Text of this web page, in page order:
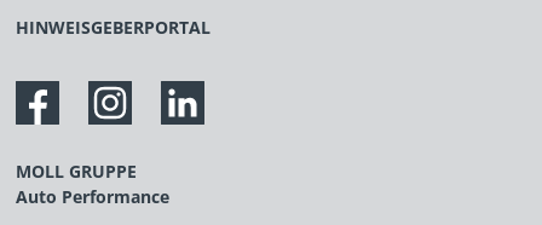
HINWEISGEBERPORTAL
MOLL GRUPPE
Auto Performance